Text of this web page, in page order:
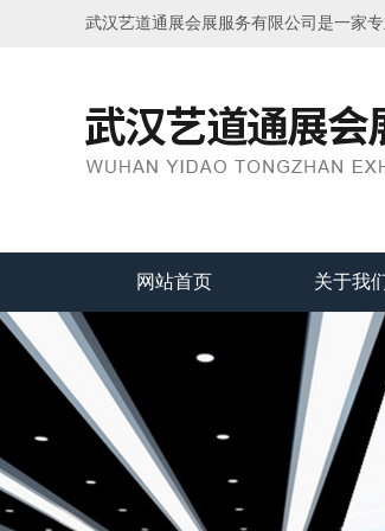
武汉艺道通展会展服务有限公司是一家
网站首页 关于我